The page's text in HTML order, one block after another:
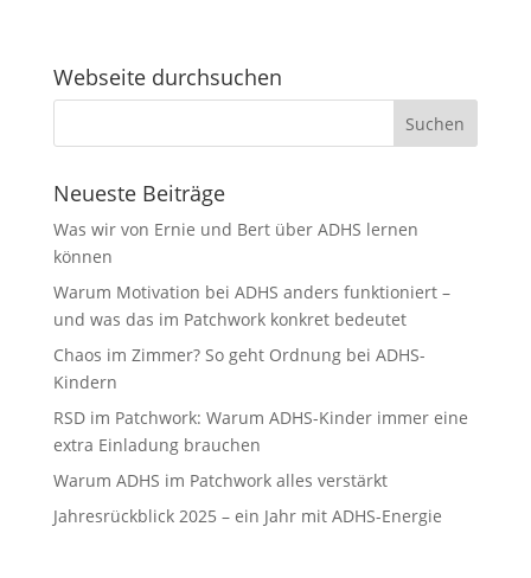
Webseite durchsuchen
Neueste Beiträge
Was wir von Ernie und Bert über ADHS lernen
können
Warum Motivation bei ADHS anders funktioniert –
und was das im Patchwork konkret bedeutet
Chaos im Zimmer? So geht Ordnung bei ADHS-
Kindern
RSD im Patchwork: Warum ADHS-Kinder immer eine
extra Einladung brauchen
Warum ADHS im Patchwork alles verstärkt
Jahresrückblick 2025 – ein Jahr mit ADHS-Energie